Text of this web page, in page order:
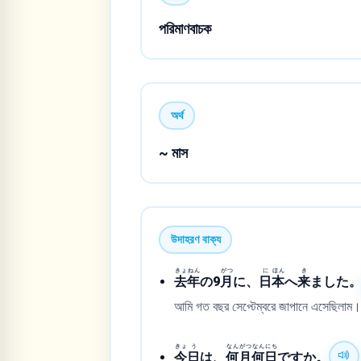
পরিমাণবাচক
অর্থ
~ মাস
উদাহরণ বাক্য
去
きょ
年
ねん
の9月
がつ
に、 日
に
本
ほん
へ来
き
ました
আমি গত বছর সেপ্টেম্বরে জাপানে এসেছিলাম।
今
きょ
日
う
は、何
なん
月
がつ
何
なん
日
にち
ですか。